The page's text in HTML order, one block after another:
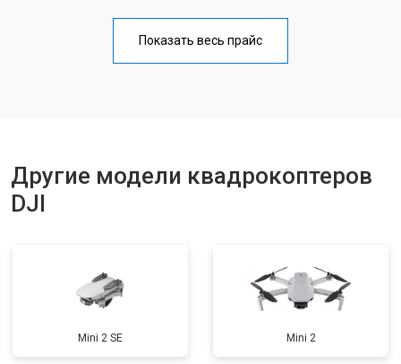
Замена материнской платы от 2800 ₽
Показать весь прайс
Другие модели квадрокоптеров
DJI
Mini 2 SE Mini 2